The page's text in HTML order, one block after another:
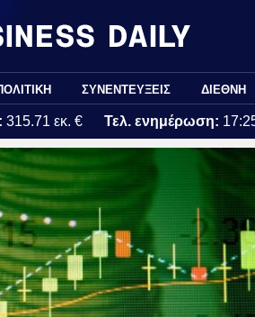
ΣΥΝΕΝΤΕΥΞΕΙΣ ΔΙΕΘΝΗ
315.71 εκ. € Τελ. ενημέρωση: